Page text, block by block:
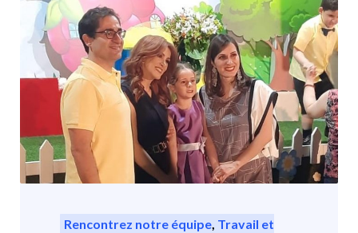
Rencontrez notre équipe, Travail et